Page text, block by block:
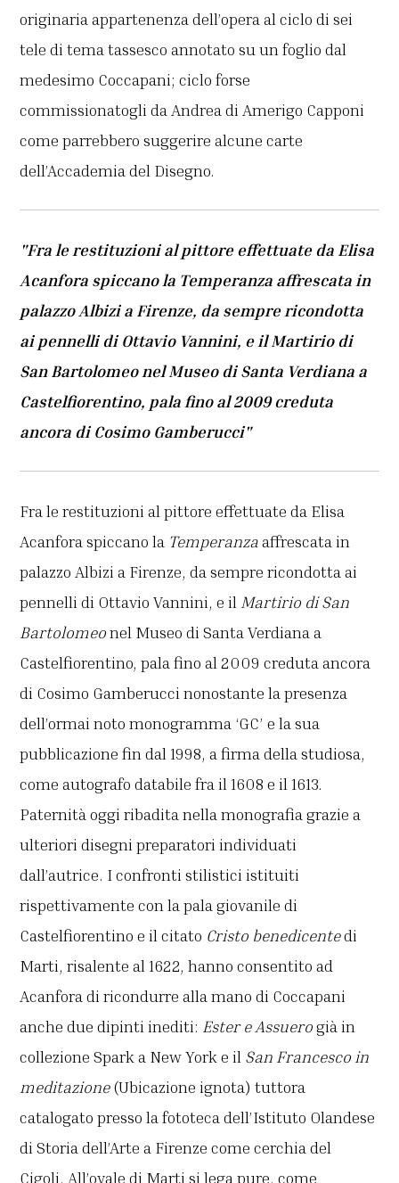
originaria appartenenza dell’opera al ciclo di sei
tele di tema tassesco annotato su un foglio dal
medesimo Coccapani; ciclo forse
commissionatogli da Andrea di Amerigo Capponi
come parrebbero suggerire alcune carte
dell’Accademia del Disegno.
"Fra le restituzioni al pittore effettuate da Elisa
Acanfora spiccano la Temperanza affrescata in
palazzo Albizi a Firenze, da sempre ricondotta
ai pennelli di Ottavio Vannini, e il Martirio di
San Bartolomeo nel Museo di Santa Verdiana a
Castelfiorentino, pala fino al 2009 creduta
ancora di Cosimo Gamberucci"
Fra le restituzioni al pittore effettuate da Elisa
Acanfora spiccano la Temperanzaaffrescata in
palazzo Albizi a Firenze, da sempre ricondotta ai
pennelli di Ottavio Vannini, e il Martirio di San
Bartolomeonel Museo di Santa Verdiana a
Castelfiorentino, pala fino al 2009 creduta ancora
di Cosimo Gamberucci nonostante la presenza
dell’ormai noto monogramma ‘GC’ e la sua
pubblicazione fin dal 1998, a firma della studiosa,
come autografo databile fra il 1608 e il 1613.
Paternità oggi ribadita nella monografia grazie a
ulteriori disegni preparatori individuati
dall’autrice. I confronti stilistici istituiti
rispettivamente con la pala giovanile di
Castelfiorentino e il citato Cristo benedicentedi
Marti, risalente al 1622, hanno consentito ad
Acanfora di ricondurre alla mano di Coccapani
anche due dipinti inediti: Ester e Assuerogià in
collezione Spark a New York e il San Francesco in
meditazione(Ubicazione ignota) tuttora
catalogato presso la fototeca dell’Istituto Olandese
di Storia dell’Arte a Firenze come cerchia del
Cigoli. All’ovale di Marti si lega pure, come